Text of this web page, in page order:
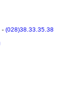
- (028)38.33.35.38